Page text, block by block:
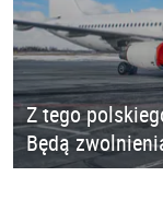
Z tego
Będą